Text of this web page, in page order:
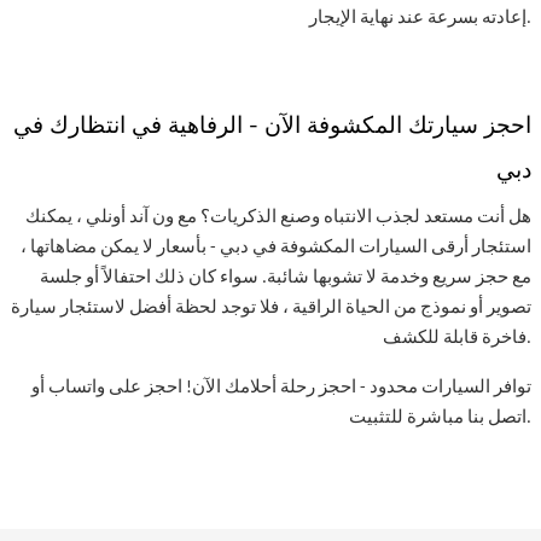
إعادته بسرعة عند نهاية الإيجار.
احجز سيارتك المكشوفة الآن - الرفاهية في انتظارك في
دبي
هل أنت مستعد لجذب الانتباه وصنع الذكريات؟ مع ون آند أونلي ، يمكنك
استئجار أرقى السيارات المكشوفة في دبي - بأسعار لا يمكن مضاهاتها ،
مع حجز سريع وخدمة لا تشوبها شائبة. سواء كان ذلك احتفالاً أو جلسة
تصوير أو نموذج من الحياة الراقية ، فلا توجد لحظة أفضل لاستئجار سيارة
فاخرة قابلة للكشف.
توافر السيارات محدود - احجز رحلة أحلامك الآن! احجز على واتساب أو
اتصل بنا مباشرة للتثبيت.